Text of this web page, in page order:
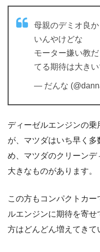
母親のデミオ良
いんやけどな
モーター嫌い教
てる期待は大き
— だんな
ディーゼルエンジンの
が、マツダはいち早く
め、マツダのクリーン
大きなものがあります。
この方もコンパクトカ
ルエンジンに期待を寄
方はどんどん増えてきて